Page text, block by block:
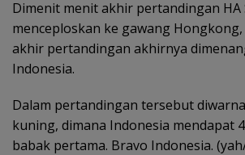
Dimenit menit akhir pertandingan HA
menceploskan ke gawang
akhir pertandingan akhirnya
Indonesia.
Dalam pertandingan tersebut
kuning, dimana Indonesia mendapat
babak pertama. Bravo Indonesia.